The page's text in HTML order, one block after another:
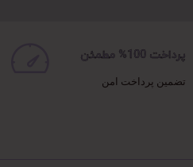
پرداخت 100% مطمئن
تضمین پرداخت امن